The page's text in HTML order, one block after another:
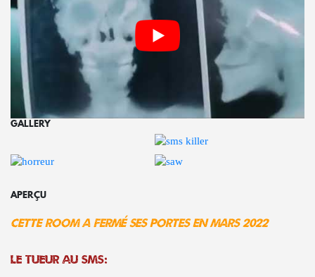
GALLERY
APERÇU
Cette room a fermé ses portes en Mars 2022
Le tueur au sms: